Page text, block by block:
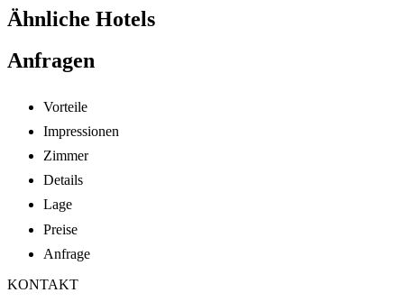
Ähnliche Hotels
Anfragen
Vorteile
Impressionen
Zimmer
Details
Lage
Preise
Anfrage
KONTAKT